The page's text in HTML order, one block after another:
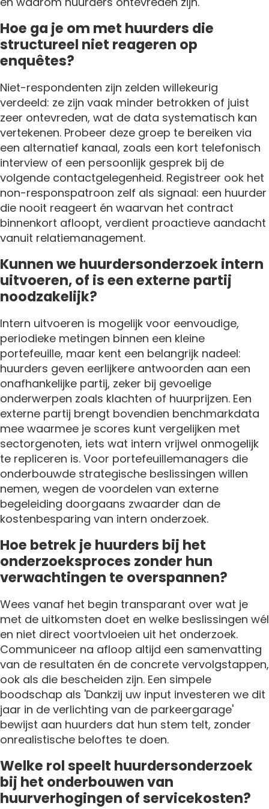
Hoe ga je om met huurders die
structureel niet reageren op
enquêtes?
Niet-respondenten zijn zelden willekeurig
verdeeld: ze zijn vaak minder betrokken of juist
zeer ontevreden, wat de data systematisch kan
vertekenen. Probeer deze groep te bereiken via
een alternatief kanaal, zoals een kort telefonisch
interview of een persoonlijk gesprek bij de
volgende contactgelegenheid. Registreer ook het
non-responspatroon zelf als signaal: een huurder
die nooit reageert én waarvan het contract
binnenkort afloopt, verdient proactieve aandacht
vanuit relatiemanagement.
Kunnen we huurdersonderzoek intern
uitvoeren, of is een externe partij
noodzakelijk?
Intern uitvoeren is mogelijk voor eenvoudige,
periodieke metingen binnen een kleine
portefeuille, maar kent een belangrijk nadeel:
huurders geven eerlijkere antwoorden aan een
onafhankelijke partij, zeker bij gevoelige
onderwerpen zoals klachten of huurprijzen. Een
externe partij brengt bovendien benchmarkdata
mee waarmee je scores kunt vergelijken met
sectorgenoten, iets wat intern vrijwel onmogelijk
te repliceren is. Voor portefeuillemanagers die
onderbouwde strategische beslissingen willen
nemen, wegen de voordelen van externe
begeleiding doorgaans zwaarder dan de
kostenbesparing van intern onderzoek.
Hoe betrek je huurders bij het
onderzoeksproces zonder hun
verwachtingen te overspannen?
Wees vanaf het begin transparant over wat je
met de uitkomsten doet en welke beslissingen wél
en niet direct voortvloeien uit het onderzoek.
Communiceer na afloop altijd een samenvatting
van de resultaten én de concrete vervolgstappen,
ook als die bescheiden zijn. Een simpele
boodschap als 'Dankzij uw input investeren we dit
jaar in de verlichting van de parkeergarage'
bewijst aan huurders dat hun stem telt, zonder
onrealistische beloftes te doen.
Welke rol speelt huurdersonderzoek
bij het onderbouwen van
huurverhogingen of servicekosten?